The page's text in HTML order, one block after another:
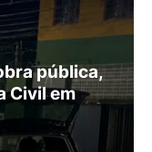
pública,
Civil em